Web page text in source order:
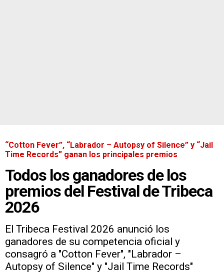
“Cotton Fever”, “Labrador – Autopsy of Silence” y “Jail
Time Records” ganan los principales premios
Todos los ganadores de los
premios del Festival de Tribeca
2026
El Tribeca Festival 2026 anunció los
ganadores de su competencia oficial y
consagró a "Cotton Fever", "Labrador –
Autopsy of Silence" y "Jail Time Records"